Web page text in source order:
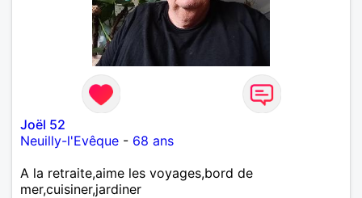
Joël 52
Neuilly-l'Evêque - 68 ans
A la retraite,aime les voyages,bord de
mer,cuisiner,jardiner